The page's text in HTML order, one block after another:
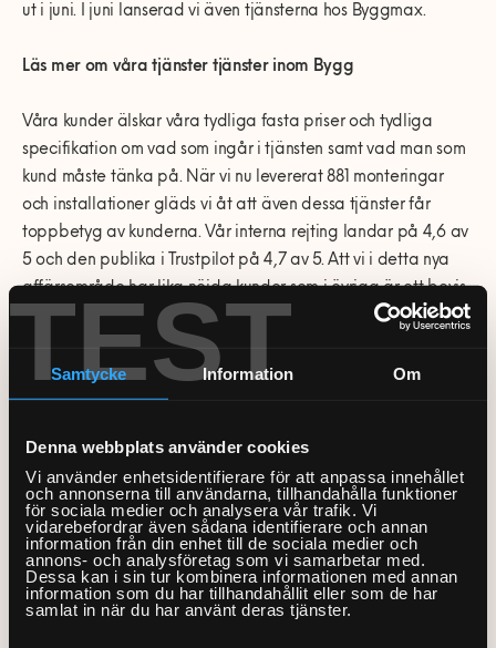
TEST
Samtycke Information Om
Denna webbplats använder cookies
Vi använder enhetsidentifierare för att anpassa innehållet
och annonserna till användarna, tillhandahålla funktioner
för sociala medier och analysera vår trafik. Vi
vidarebefordrar även sådana identifierare och annan
information från din enhet till de sociala medier och
annons- och analysföretag som vi samarbetar med.
Dessa kan i sin tur kombinera informationen med annan
information som du har tillhandahållit eller som de har
samlat in när du har använt deras tjänster.
Vanliga frågor
Var finns vi?
Våra partners
Våra Fixare
Bolag med faktura
0770-220 720
Kundservice
ut i juni. I juni lanserad vi även tjänsterna hos Byggmax.
Läs mer om våra tjänster tjänster inom Bygg
Våra kunder älskar våra tydliga fasta priser och tydliga
specifikation om vad som ingår i tjänsten samt vad man som
kund måste tänka på. När vi nu levererat 881 monteringar
och installationer gläds vi åt att även dessa tjänster får
toppbetyg av kunderna. Vår interna rejting landar på 4,6 av
5 och den publika i Trustpilot på 4,7 av 5. Att vi i detta nya
affärsområde har lika nöjda kunder som i övriga är ett bevis
för att vi lyckats hitta de rätta entreprenörerna i en bransch
som har ett ganska dåligt rykte.
Oj oj, vilken succé det blev. I hela landet har våra nya Fixare
kunder och svarat upp till deras förväntan. Nyckeln till denna
framgång ligger inte bara i vår tydliga kundresa och
tjänsternas tydliga definition utan främst i alla fantastiska
entreprenörer vi släppt in. för det är i mötet mellan våra
utförare, våra Fixare som magin uppstår. Att vi ställer samma
höga krav på våra entreprenörer som på de vanliga Fixarna
är för oss en självklarhet. Nyckeln är som vanligt vårt